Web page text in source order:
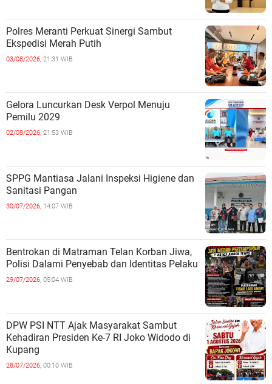
Polres Meranti Perkuat Sinergi Sambut
Ekspedisi Merah Putih
03/08/2026, 21:31 WIB
Gelora Luncurkan Desk Verpol Menuju
Pemilu 2029
02/08/2026, 21:53 WIB
SPPG Mantiasa Jalani Inspeksi Higiene dan
Sanitasi Pangan
30/07/2026, 14:07 WIB
Bentrokan di Matraman Telan Korban Jiwa,
Polisi Dalami Penyebab dan Identitas Pelaku
29/07/2026, 05:04 WIB
DPW PSI NTT Ajak Masyarakat Sambut
Kehadiran Presiden Ke-7 RI Joko Widodo di
Kupang
28/07/2026, 00:10 WIB